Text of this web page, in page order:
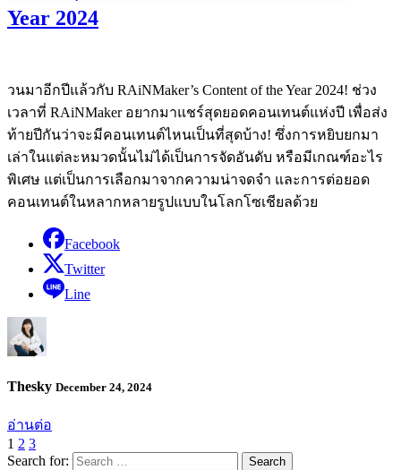
Year 2024
วนมาอีกปีแล้วกับ RAiNMaker’s Content of the Year 2024! ช่วง
เวลาที่ RAiNMaker อยากมาแชร์สุดยอดคอนเทนต์แห่งปี เพื่อส่ง
ท้ายปีกันว่าจะมีคอนเทนต์ไหนเป็นที่สุดบ้าง! ซึ่งการหยิบยกมา
เล่าในแต่ละหมวดนั้นไม่ได้เป็นการจัดอันดับ หรือมีเกณฑ์อะไร
พิเศษ แต่เป็นการเลือกมาจากความน่าจดจำ และการต่อยอด
คอนเทนต์ในหลากหลายรูปแบบในโลกโซเชียลด้วย
Facebook
Twitter
Line
Thesky December 24, 2024
อ่านต่อ
1 2 3
Search for: